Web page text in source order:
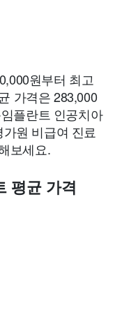
원부터 최고
가격은 283,000
플란트 인공치아
원 비급여 진료
보세요.
평균 가격